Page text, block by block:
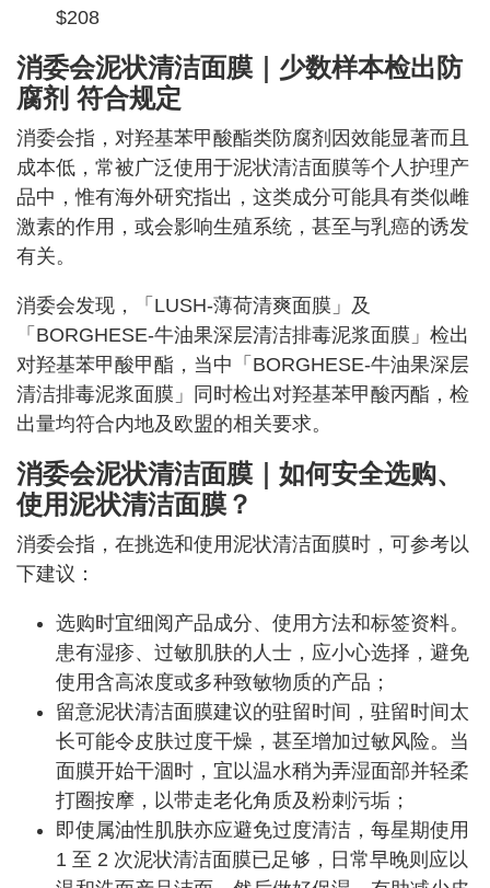
$208
消委会泥状清洁面膜｜少数样本检出防
腐剂 符合规定
消委会指，对羟基苯甲酸酯类防腐剂因效能显著而且
成本低，常被广泛使用于泥状清洁面膜等个人护理产
品中，惟有海外研究指出，这类成分可能具有类似雌
激素的作用，或会影响生殖系统，甚至与乳癌的诱发
有关。
消委会发现，「LUSH-薄荷清爽面膜」及
「BORGHESE-牛油果深层清洁排毒泥浆面膜」检出
对羟基苯甲酸甲酯，当中「BORGHESE-牛油果深层
清洁排毒泥浆面膜」同时检出对羟基苯甲酸丙酯，检
出量均符合内地及欧盟的相关要求。
消委会泥状清洁面膜｜如何安全选购、
使用泥状清洁面膜？
消委会指，在挑选和使用泥状清洁面膜时，可参考以
下建议：
选购时宜细阅产品成分、使用方法和标签资料。
患有湿疹、过敏肌肤的人士，应小心选择，避免
使用含高浓度或多种致敏物质的产品；
留意泥状清洁面膜建议的驻留时间，驻留时间太
长可能令皮肤过度干燥，甚至增加过敏风险。当
面膜开始干涸时，宜以温水稍为弄湿面部并轻柔
打圈按摩，以带走老化角质及粉刺污垢；
即使属油性肌肤亦应避免过度清洁，每星期使用
1 至 2 次泥状清洁面膜已足够，日常早晚则应以